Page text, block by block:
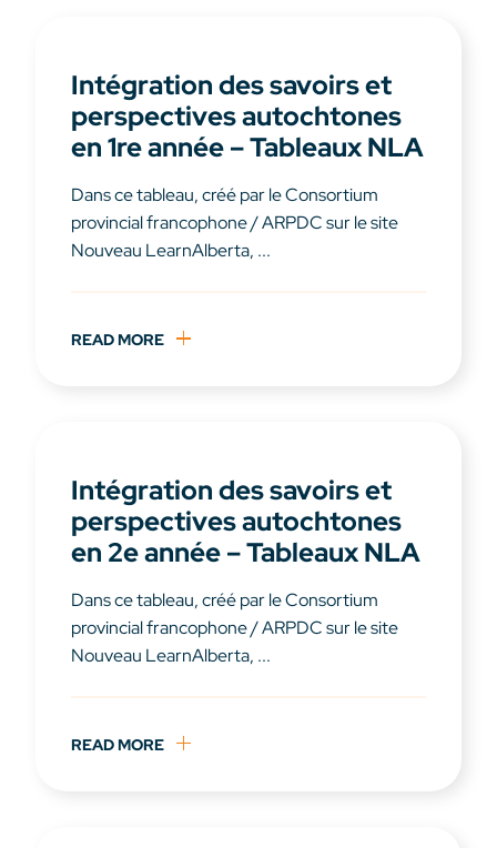
Intégration des savoirs et
perspectives autochtones
en 1re année – Tableaux NLA
Dans ce tableau, créé par le Consortium
provincial francophone / ARPDC sur le site
Nouveau LearnAlberta, ...
READ MORE
Intégration des savoirs et
perspectives autochtones
en 2e année – Tableaux NLA
Dans ce tableau, créé par le Consortium
provincial francophone / ARPDC sur le site
Nouveau LearnAlberta, ...
READ MORE